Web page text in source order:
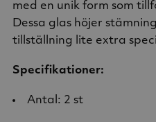
med en unik form som
Dessa glas höjer
tillställning lite extra
Specifikationer:
Antal: 2 st